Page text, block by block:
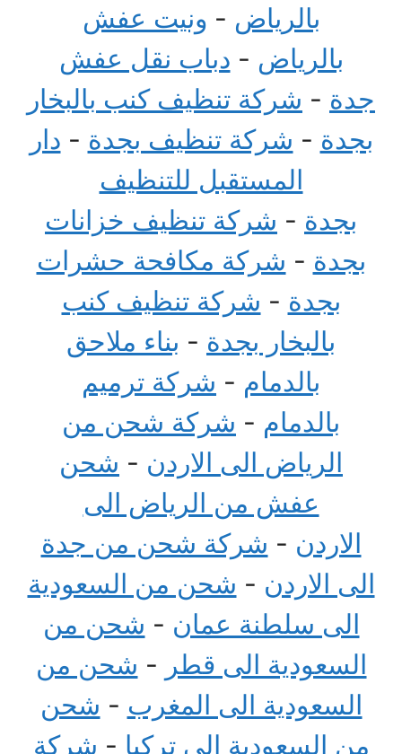
بالرياض - ونيت عفش
بالرياض - دباب نقل عفش
جدة - شركة تنظيف كنب بالبخار
بجدة - شركة تنظيف بجدة - دار
المستقبل للتنظيف
بجدة - شركة تنظيف خزانات
بجدة - شركة مكافحة حشرات
بجدة - شركة تنظيف كنب
بالبخار بجدة - بناء ملاحق
بالدمام - شركة ترميم
بالدمام - شركة شحن من
الرياض الى الاردن - شحن
عفش من الرياض الى
الاردن - شركة شحن من جدة
الى الاردن - شحن من السعودية
الى سلطنة عمان - شحن من
السعودية الى قطر - شحن من
السعودية الى المغرب - شحن
من السعودية الى تركيا - شركة